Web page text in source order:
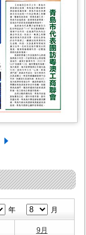
年 月
9月